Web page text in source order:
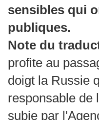
sensibles qui
publiques.
Note du
profite au
doigt la Russie
responsable de
subie par